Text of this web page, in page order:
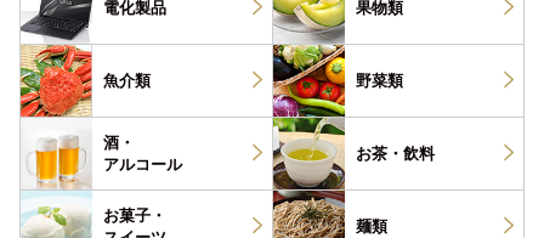
電化製品 果物類
魚介類 野菜類
酒・
アルコール
お茶・ 飲料
お菓子・
麺類